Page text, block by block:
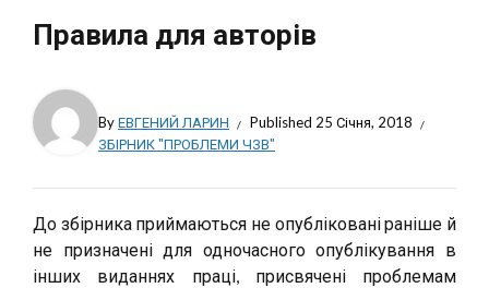
Правила для авторів
ByЕВГЕНИЙ ЛАРИН Published 25 Січня, 2018
ЗБІРНИК "ПРОБЛЕМИ ЧЗВ"
До збірника приймаються не опубліковані раніше й
не призначені для одночасного опублікування в
інших виданнях праці, присвячені проблемам